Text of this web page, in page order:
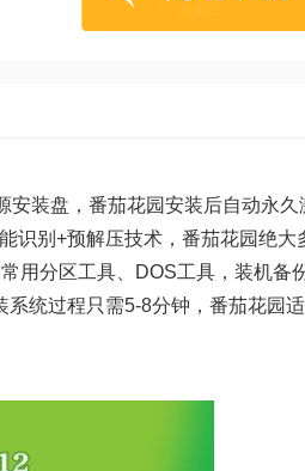
安装盘， 番茄花园安装后自动永久
识别+预解压技术， 番茄花园绝大
用分区工具、DOS工具，装机备
统过程只需5-8分钟， 番茄花园